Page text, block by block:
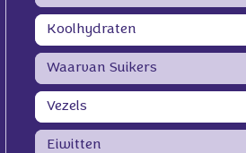
Koolhydraten
Waarvan Suikers
Vezels
Eiwitten